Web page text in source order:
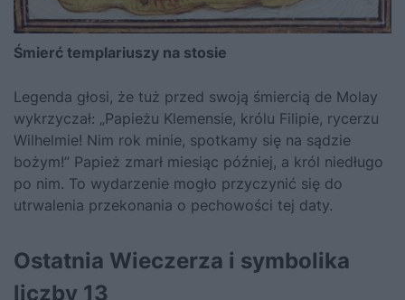
Śmierć templariuszy na stosie
Legenda głosi, że tuż przed swoją śmiercią de Molay
wykrzyczał: „Papieżu Klemensie, królu Filipie, rycerzu
Wilhelmie! Nim rok minie, spotkamy się na sądzie
bożym!” Papież zmarł miesiąc później, a król niedługo
po nim. To wydarzenie mogło przyczynić się do
utrwalenia przekonania o pechowości tej daty.
Ostatnia Wieczerza i symbolika
liczby 13